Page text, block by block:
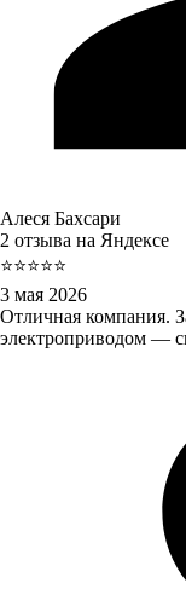
Алеся Бахсари
2 отзыва на Яндексе
⭐⭐⭐⭐⭐
3 мая 2026
Отличная компания.
электроприводом —